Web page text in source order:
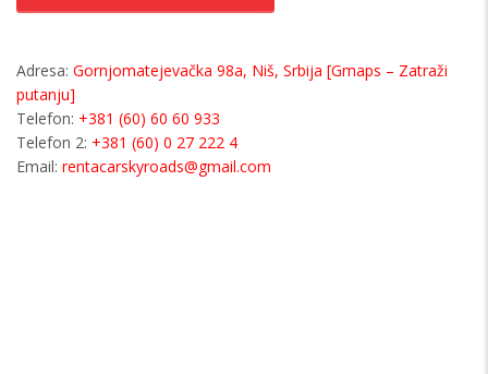
Adresa: Gornjomatejevačka 98a, Niš, Srbija [Gmaps – Zatraži
putanju]
Telefon: +381 (60) 60 60 933
Telefon 2: +381 (60) 0 27 222 4
Email: rentacarskyroads@gmail.com